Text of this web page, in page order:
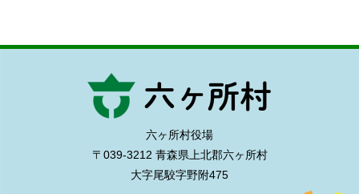
六ヶ所村役場
〒039-3212 青森県上北郡六ヶ所村
大字尾駮字野附475